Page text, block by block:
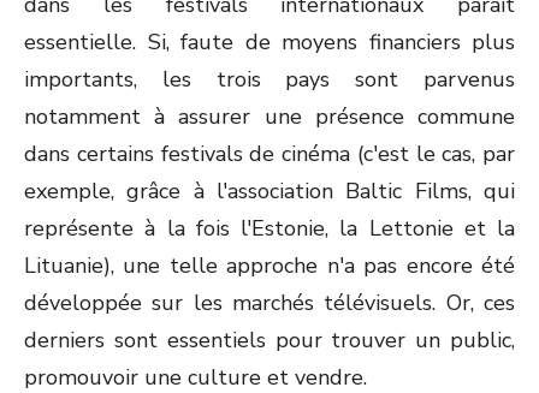
essentielle. Si, faute de moyens financiers plus
importants, les trois pays sont parvenus
notamment à assurer une présence commune
dans certains festivals de cinéma (c'est le cas, par
exemple, grâce à l'association Baltic Films, qui
représente à la fois l'Estonie, la Lettonie et la
Lituanie), une telle approche n'a pas encore été
développée sur les marchés télévisuels. Or, ces
derniers sont essentiels pour trouver un public,
promouvoir une culture et vendre.